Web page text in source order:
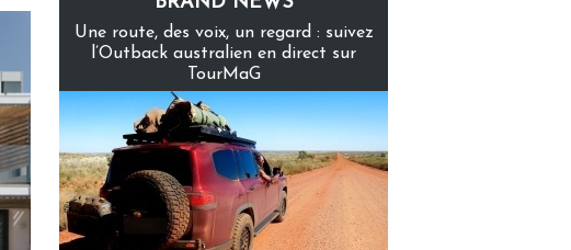
Une route, des voix, un regard : suivez
l’Outback australien en direct sur
TourMaG